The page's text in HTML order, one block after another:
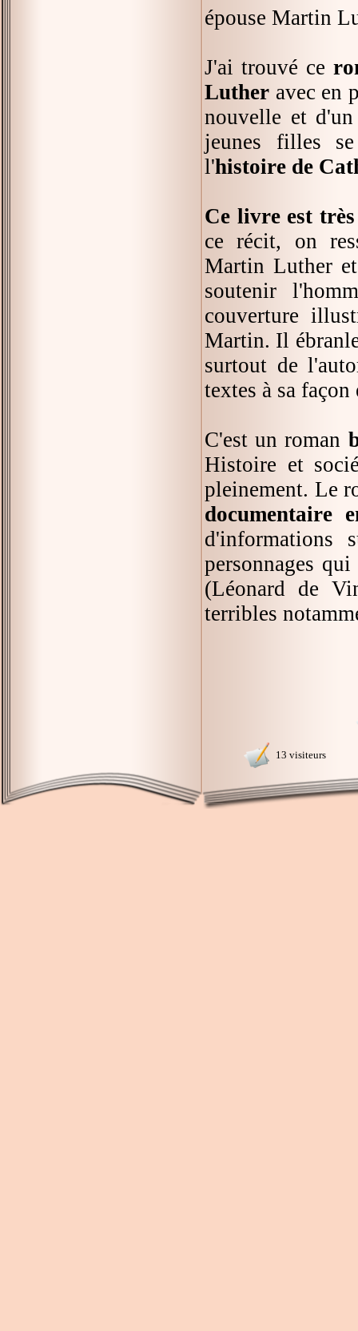
épouse Martin
J'ai trouvé ce
Luther avec en
nouvelle et
jeunes filles
l'histoire de
Ce livre est
ce récit, on
Martin Luther
soutenir
couverture
Martin. Il
surtout de
textes à sa
C'est un roman
Histoire et
pleinement. Le
documentaire
d'informations
personnages
(Léonard de
terribles
13 visiteurs